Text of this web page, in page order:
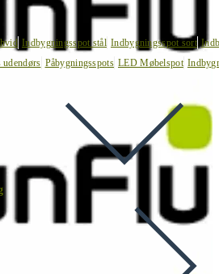
Indbygningsspot stål Indbygningsspot sort
Påbygningsspots LED Møbelspot